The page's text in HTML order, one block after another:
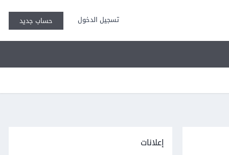
تسجيل الدخول حساب جديد
إعلانات